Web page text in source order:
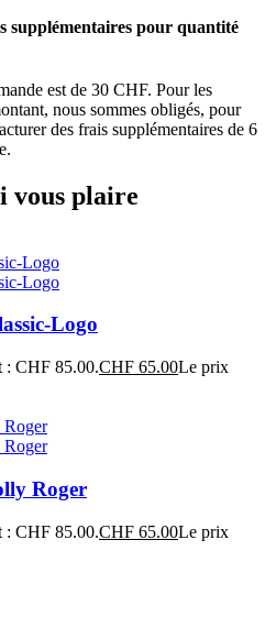
supplémentaires pour quantité
est de 30 CHF. Pour les
nous sommes obligés, pour
des frais supplémentaires de 6
vous plaire
Logo
: CHF 85.00.CHF 65.00Le prix
Roger
: CHF 85.00.CHF 65.00Le prix